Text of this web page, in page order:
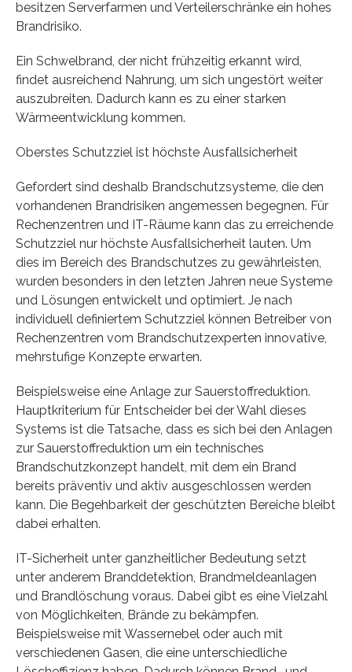
besitzen Serverfarmen und Verteilerschränke ein hohes
Brandrisiko.
Ein Schwelbrand, der nicht frühzeitig erkannt wird,
findet ausreichend Nahrung, um sich ungestört weiter
auszubreiten. Dadurch kann es zu einer starken
Wärmeentwicklung kommen.
Oberstes Schutzziel ist höchste Ausfallsicherheit
Gefordert sind deshalb Brandschutzsysteme, die den
vorhandenen Brandrisiken angemessen begegnen. Für
Rechenzentren und IT-Räume kann das zu erreichende
Schutzziel nur höchste Ausfallsicherheit lauten. Um
dies im Bereich des Brandschutzes zu gewährleisten,
wurden besonders in den letzten Jahren neue Systeme
und Lösungen entwickelt und optimiert. Je nach
individuell definiertem Schutzziel können Betreiber von
Rechenzentren vom Brandschutzexperten innovative,
mehrstufige Konzepte erwarten.
Beispielsweise eine Anlage zur Sauerstoffreduktion.
Hauptkriterium für Entscheider bei der Wahl dieses
Systems ist die Tatsache, dass es sich bei den Anlagen
zur Sauerstoffreduktion um ein technisches
Brandschutzkonzept handelt, mit dem ein Brand
bereits präventiv und aktiv ausgeschlossen werden
kann. Die Begehbarkeit der geschützten Bereiche bleibt
dabei erhalten.
IT-Sicherheit unter ganzheitlicher Bedeutung setzt
unter anderem Branddetektion, Brandmeldeanlagen
und Brandlöschung voraus. Dabei gibt es eine Vielzahl
von Möglichkeiten, Brände zu bekämpfen.
Beispielsweise mit Wassernebel oder auch mit
verschiedenen Gasen, die eine unterschiedliche